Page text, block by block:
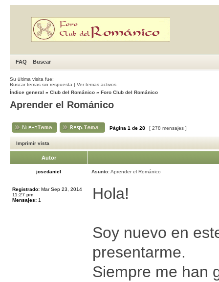
FAQ Buscar
Su última visita fue:
Buscar temas sin respuesta | Ver temas activos
Índice general » Club del Románico » Foro Club del Románico
Aprender el Románico
Página 1 de 28 [ 278 mensajes ]
Imprimir vista
Autor
josedaniel Asunto:Aprender el Románico
Registrado: Mar Sep 23, 2014
11:27 pm
Mensajes: 1 Hola!
Soy nuevo en
presentarme.
Siempre me han